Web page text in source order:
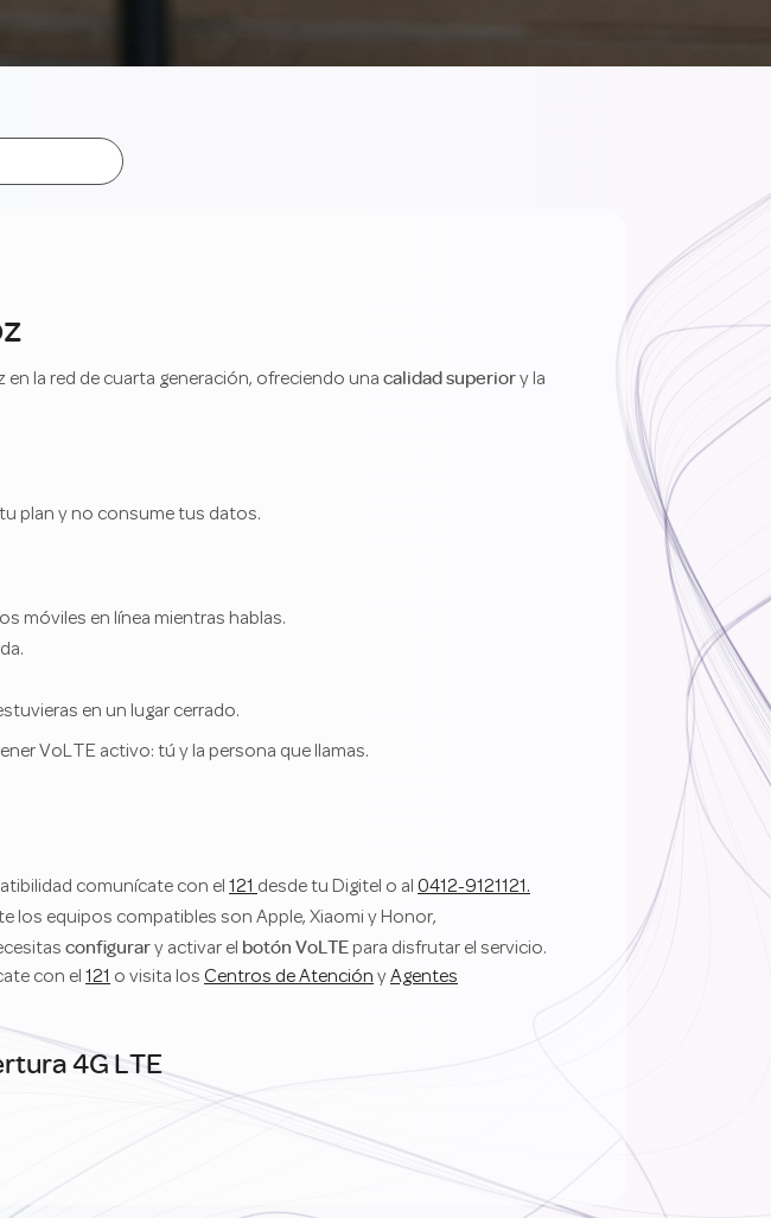
la red de cuarta generación, ofreciendo una calidad superior y la
plan y no consume tus datos.
móviles en línea mientras hablas.
en un lugar cerrado.
VoLTE activo: tú y la persona que llamas.
comunícate con el 121 desde tu Digitel o al 0412-9121121.
los equipos compatibles son Apple, Xiaomi y Honor,
configurar y activar el botón VoLTE para disfrutar el servicio.
con el 121 o visita los Centros de Atención y Agentes
4G LTE